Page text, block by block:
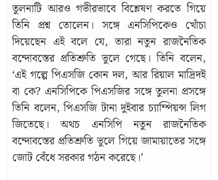
d
তুলনাটি আরও গভীরভাবে বিশ্লেষণ করতে গিয়ে
তিনি প্রশ্ন তোলেন। সঙ্গে এনসিপিকেও খোঁচা
দিয়েছেন এই বলে যে, তারা নতুন রাজনৈতিক
বন্দোবস্তের প্রতিশ্রুতি ভুলে গেছে। তিনি বলেন,
‘এই গল্পে পিএসজি কোন দল, আর রিয়াল মাদ্রিদই
বা কে? এনসিপিকে পিএসজির সঙ্গে তুলনা প্রসঙ্গে
তিনি বলেন, পিএসজি টানা দুইবার চ্যাম্পিয়ন্স লিগ
জিতেছে। অথচ এনসিপি নতুন রাজনৈতিক
বন্দোবস্তের প্রতিশ্রুতি ভুলে গিয়ে জামায়াতের সঙ্গে
জোট বেঁধে সরকার গঠন করেছে।’